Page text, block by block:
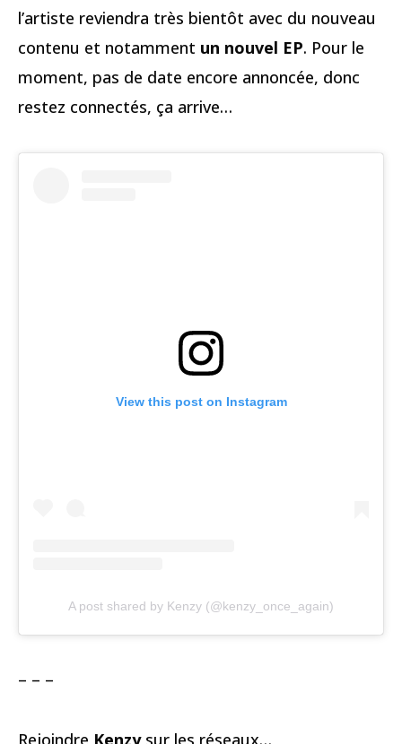
l’artiste reviendra très bientôt avec du nouveau
contenu et notamment un nouvel EP. Pour le
moment, pas de date encore annoncée, donc
restez connectés, ça arrive…
View this post on Instagram
A post shared by Kenzy (@kenzy_once_again)
– – –
Rejoindre Kenzy sur les réseaux…